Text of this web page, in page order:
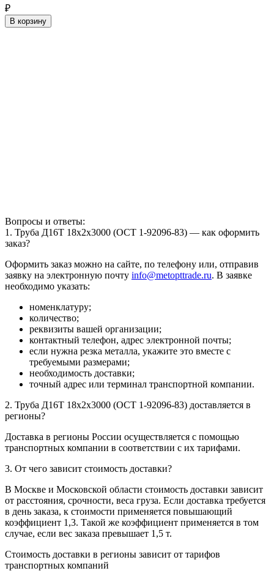
₽
В корзину
Вопросы и ответы:
1. Труба Д16Т 18х2х3000 (ОСТ 1-92096-83) — как оформить
заказ?
Оформить заказ можно на сайте, по телефону или, отправив
заявку на электронную почту info@metopttrade.ru. В заявке
необходимо указать:
номенклатуру;
количество;
реквизиты вашей организации;
контактный телефон, адрес электронной почты;
если нужна резка металла, укажите это вместе с
требуемыми размерами;
необходимость доставки;
точный адрес или терминал транспортной компании.
2. Труба Д16Т 18х2х3000 (ОСТ 1-92096-83) доставляется в
регионы?
Доставка в регионы России осуществляется с помощью
транспортных компании в соответствии с их тарифами.
3. От чего зависит стоимость доставки?
В Москве и Московской области стоимость доставки зависит
от расстояния, срочности, веса груза. Если доставка требуется
в день заказа, к стоимости применяется повышающий
коэффициент 1,3. Такой же коэффициент применяется в том
случае, если вес заказа превышает 1,5 т.
Стоимость доставки в регионы зависит от тарифов
транспортных компаний